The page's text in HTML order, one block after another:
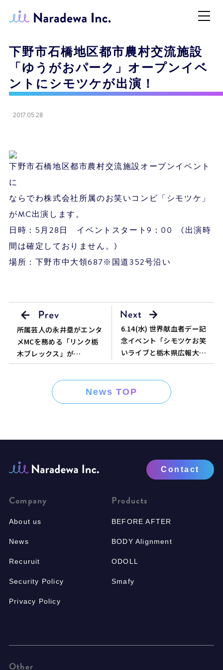
下野市石橋地区都市農村交流施設
「ゆうがおパーク」オープンイベ
ントにシモツケが出演！
2017.05.28
下野市石橋地区都市農村交流施設オープンイベント
に
ならでわ株式会社所属のお笑いコンビ「シモツケ」
がMC出演します。
日時：5月28日 イベントスタート9：00 (出演時
間は確定しておりません。)
場所：下野市中大領687※国道352号沿い
所属芸人の永井塁がエンタ
メMCを務める「リンク栃
木ブレックス」が
B.LEAGE初代王者に輝きま
6.14(水) 世界献血者デー記
念イベント「シモツケお笑
いライブと栃木県広報大使
任命式典」
News TOP
Contact
Company
About us
News
Recuruit
Security Policy
Privacy Policy
Products
BEFORE AFTER
BODY Alignment
ODOLL
Smafy
Other